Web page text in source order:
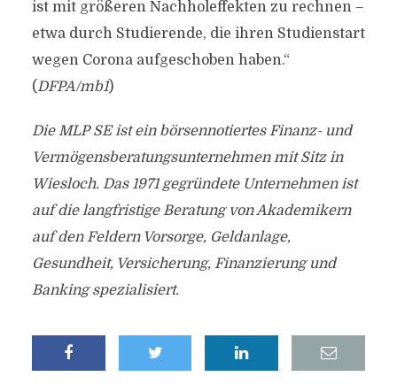
ist mit größeren Nachholeffekten zu rechnen –
etwa durch Studierende, die ihren Studienstart
wegen Corona aufgeschoben haben.“
(DFPA/mb1)
Die MLP SE ist ein börsennotiertes Finanz- und
Vermögensberatungsunternehmen mit Sitz in
Wiesloch. Das 1971 gegründete Unternehmen ist
auf die langfristige Beratung von Akademikern
auf den Feldern Vorsorge, Geldanlage,
Gesundheit, Versicherung, Finanzierung und
Banking spezialisiert.